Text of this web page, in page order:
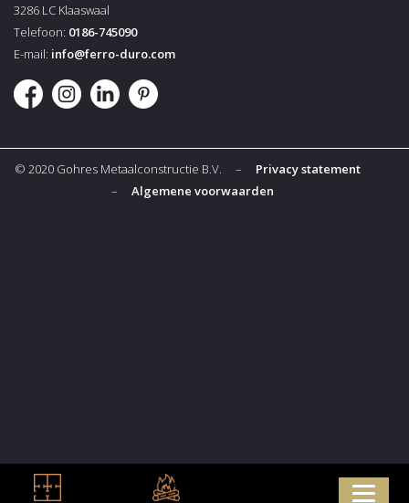
3286 LC Klaaswaal
Telefoon: 0186-745090
E-mail: info@ferro-duro.com
© 2020 Gohres Metaalconstructie B.V. – Privacy statement
–Algemene voorwaarden